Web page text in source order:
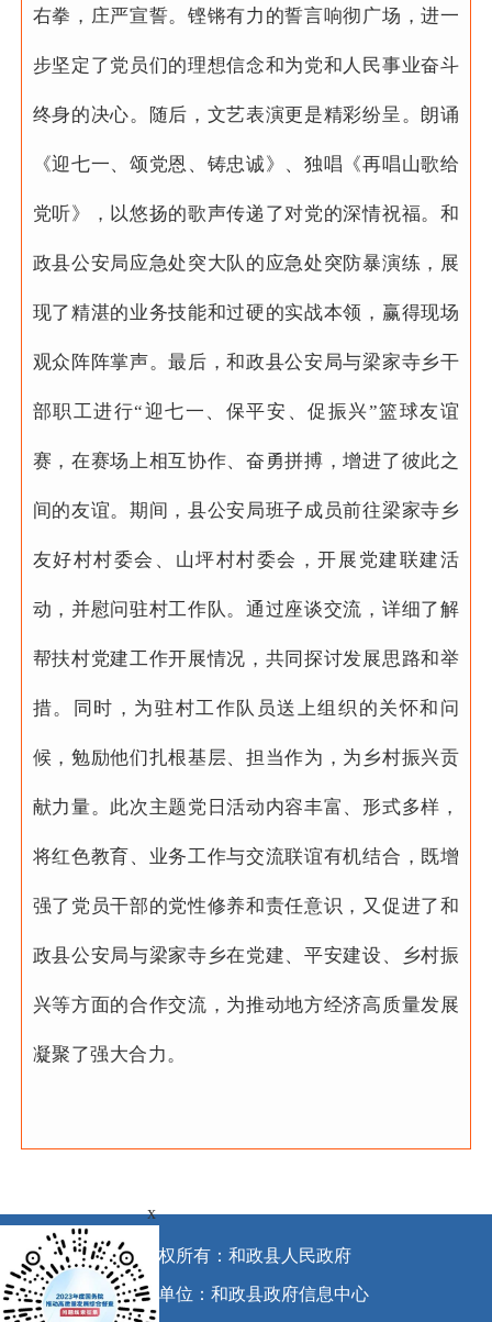
右拳，庄严宣誓。铿锵有力的誓言响彻广场，进一
步坚定了党员们的理想信念和为党和人民事业奋斗
终身的决心。随后，文艺表演更是精彩纷呈。朗诵
《迎七一、颂党恩、铸忠诚》、独唱《再唱山歌给
党听》，以悠扬的歌声传递了对党的深情祝福。和
政县公安局应急处突大队的应急处突防暴演练，展
现了精湛的业务技能和过硬的实战本领，赢得现场
观众阵阵掌声。最后，和政县公安局与梁家寺乡干
部职工进行“迎七一、保平安、促振兴”篮球友谊
赛，在赛场上相互协作、奋勇拼搏，增进了彼此之
间的友谊。 期间，县公安局班子成员前往梁家寺乡
友好村村委会、山坪村村委会，开展党建联建活
动，并慰问驻村工作队。通过座谈交流，详细了解
帮扶村党建工作开展情况，共同探讨发展思路和举
措。同时，为驻村工作队员送上组织的关怀和问
候，勉励他们扎根基层、担当作为，为乡村振兴贡
献力量。 此次主题党日活动内容丰富、形式多样，
将红色教育、业务工作与交流联谊有机结合，既增
强了党员干部的党性修养和责任意识，又促进了和
政县公安局与梁家寺乡在党建、平安建设、乡村振
兴等方面的合作交流，为推动地方经济高质量发展
凝聚了强大合力。
版权所有：和政县人民政府
承办单位：和政县政府信息中心
x